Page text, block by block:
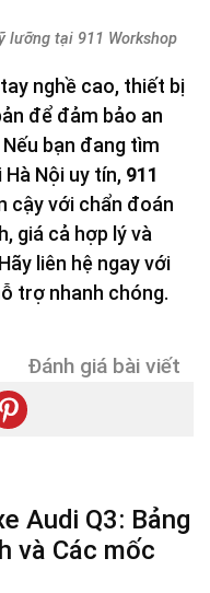
lưỡng tại 911 Workshop
nghề cao, thiết bị
để đảm bảo an
bạn đang tìm
Hà Nội uy tín, 911
cậy với chẩn đoán
giá cả hợp lý và
liên hệ ngay với
trợ nhanh chóng.
Đánh giá bài viết
Audi Q3: Bảng
và Các mốc